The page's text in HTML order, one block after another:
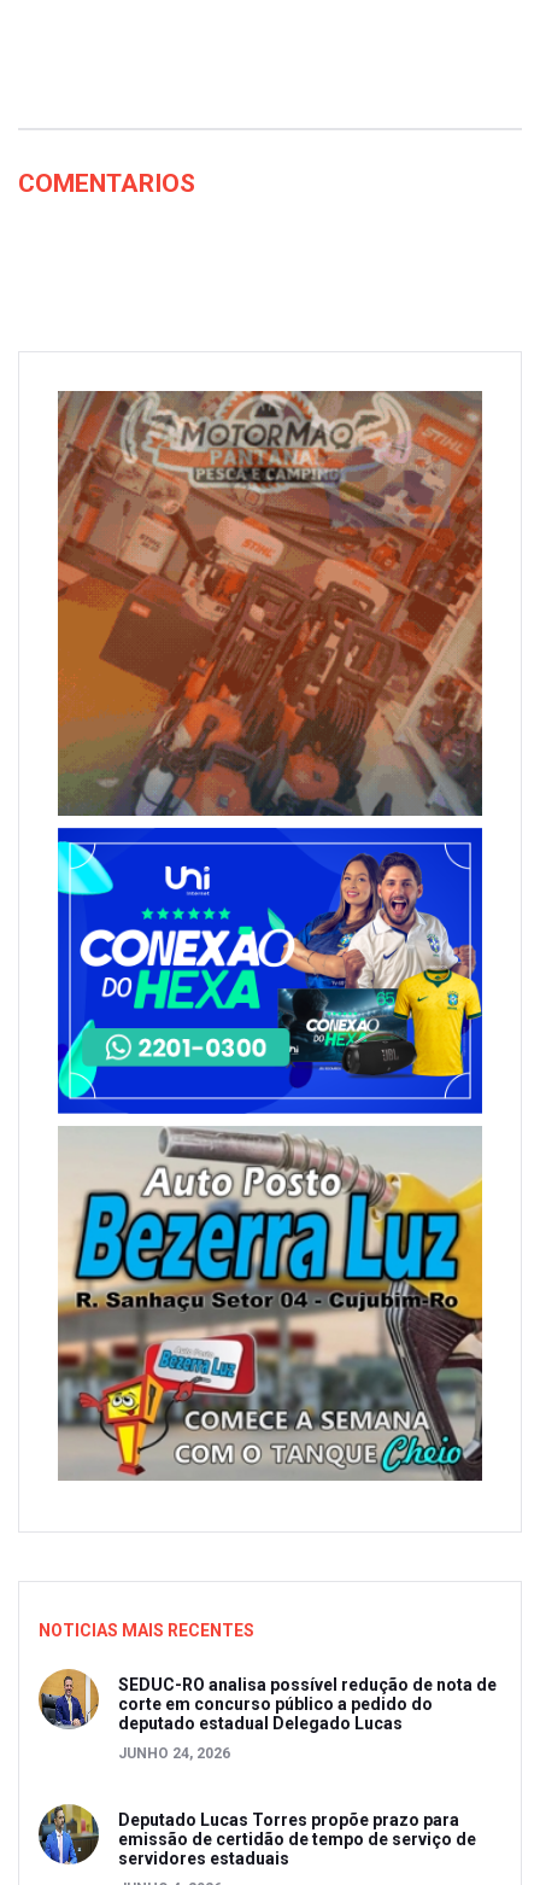
COMENTARIOS
NOTICIAS MAIS RECENTES
SEDUC-RO analisa possível redução de nota de
corte em concurso público a pedido do
deputado estadual Delegado Lucas
JUNHO 24, 2026
Deputado Lucas Torres propõe prazo para
emissão de certidão de tempo de serviço de
servidores estaduais